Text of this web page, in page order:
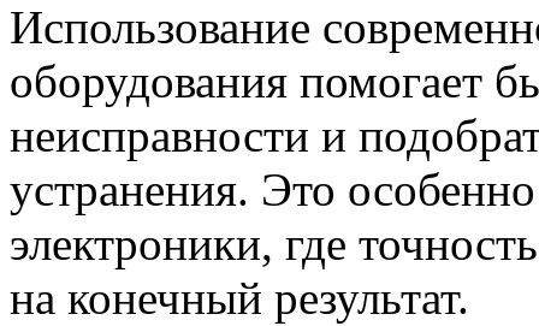
Использование
оборудования помогает
неисправности и
устранения. Это
электроники, где
на конечный результат.